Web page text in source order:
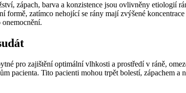
zápach, barva a konzistence jsou ovlivněny
formě, zatímco nehojící se rány mají zvýšené
pro zajištění optimální vlhkosti a prostředí v ráně,
pacienta. Tito pacienti mohou trpět bolestí, zápachem